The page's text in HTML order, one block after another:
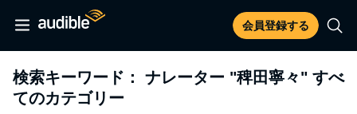
会員登録する
検索キーワード： ナレーター "稗田寧々" すべ
てのカテゴリー